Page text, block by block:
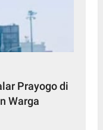
Prayogo di
Warga